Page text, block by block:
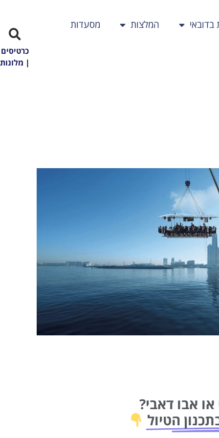
בדובאי המלצות מסעדות
כרטיסים
| מלונות
או אבו דאבי?
הטיול